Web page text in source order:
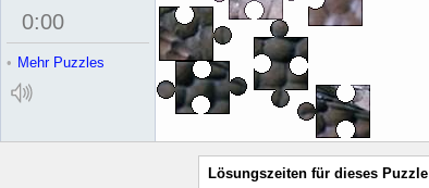
0:00
• Mehr Puzzles
Lösungszeiten für dieses Puzzle